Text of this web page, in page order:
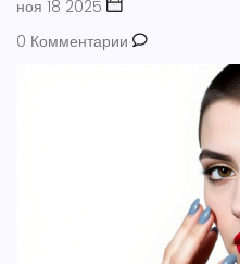
ноя 18 2025
0 Комментарии